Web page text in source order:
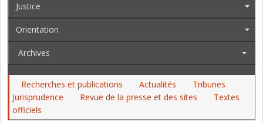
Justice
Orientation
Archives
Recherches et publications Actualités
Tribunes
Jurisprudence
Revue de la presse et des sites
Textes
officiels